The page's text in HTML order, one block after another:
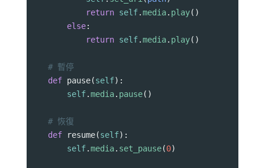
return self.media. play()
else:
return self.media. play()
# 暫停
def pause(self):
self.media. pause()
# 恢復
def
resume(self):
self.media. set_pause(0)